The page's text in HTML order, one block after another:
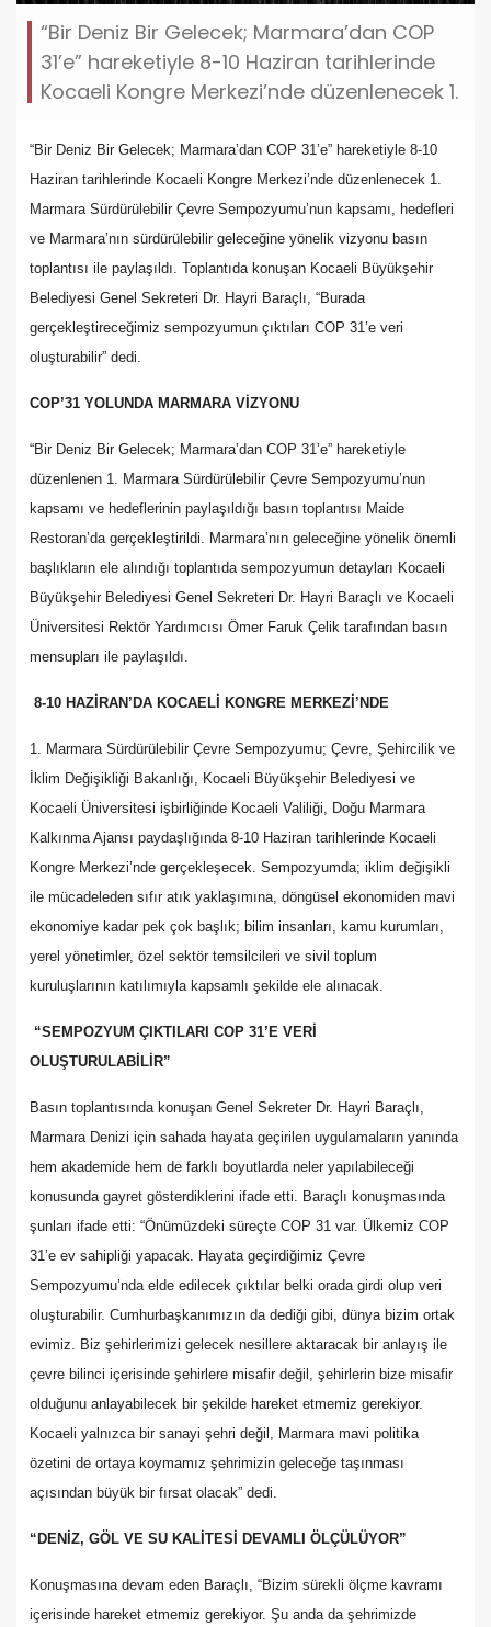
“Bir Deniz Bir Gelecek; Marmara’dan COP
31’e” hareketiyle 8-10 Haziran tarihlerinde
Kocaeli Kongre Merkezi’nde düzenlenecek 1.
“Bir Deniz Bir Gelecek; Marmara’dan COP 31’e” hareketiyle 8-10
Haziran tarihlerinde Kocaeli Kongre Merkezi’nde düzenlenecek 1.
Marmara Sürdürülebilir Çevre Sempozyumu’nun kapsamı, hedefleri
ve Marmara’nın sürdürülebilir geleceğine yönelik vizyonu basın
toplantısı ile paylaşıldı. Toplantıda konuşan Kocaeli Büyükşehir
Belediyesi Genel Sekreteri Dr. Hayri Baraçlı, “Burada
gerçekleştireceğimiz sempozyumun çıktıları COP 31’e veri
oluşturabilir” dedi.
COP’31 YOLUNDA MARMARA VİZYONU
“Bir Deniz Bir Gelecek; Marmara’dan COP 31’e” hareketiyle
düzenlenen 1. Marmara Sürdürülebilir Çevre Sempozyumu’nun
kapsamı ve hedeflerinin paylaşıldığı basın toplantısı Maide
Restoran’da gerçekleştirildi. Marmara’nın geleceğine yönelik önemli
başlıkların ele alındığı toplantıda sempozyumun detayları Kocaeli
Büyükşehir Belediyesi Genel Sekreteri Dr. Hayri Baraçlı ve Kocaeli
Üniversitesi Rektör Yardımcısı Ömer Faruk Çelik tarafından basın
mensupları ile paylaşıldı.
8-10 HAZİRAN’DA KOCAELİ KONGRE MERKEZİ’NDE
1. Marmara Sürdürülebilir Çevre Sempozyumu; Çevre, Şehircilik ve
İklim Değişikliği Bakanlığı, Kocaeli Büyükşehir Belediyesi ve
Kocaeli Üniversitesi işbirliğinde Kocaeli Valiliği, Doğu Marmara
Kalkınma Ajansı paydaşlığında 8-10 Haziran tarihlerinde Kocaeli
Kongre Merkezi’nde gerçekleşecek. Sempozyumda; iklim değişikli
ile mücadeleden sıfır atık yaklaşımına, döngüsel ekonomiden mavi
ekonomiye kadar pek çok başlık; bilim insanları, kamu kurumları,
yerel yönetimler, özel sektör temsilcileri ve sivil toplum
kuruluşlarının katılımıyla kapsamlı şekilde ele alınacak.
“SEMPOZYUM ÇIKTILARI COP 31’E VERİ
OLUŞTURULABİLİR”
Basın toplantısında konuşan Genel Sekreter Dr. Hayri Baraçlı,
Marmara Denizi için sahada hayata geçirilen uygulamaların yanında
hem akademide hem de farklı boyutlarda neler yapılabileceği
konusunda gayret gösterdiklerini ifade etti. Baraçlı konuşmasında
şunları ifade etti: “Önümüzdeki süreçte COP 31 var. Ülkemiz COP
31’e ev sahipliği yapacak. Hayata geçirdiğimiz Çevre
Sempozyumu’nda elde edilecek çıktılar belki orada girdi olup veri
oluşturabilir. Cumhurbaşkanımızın da dediği gibi, dünya bizim ortak
evimiz. Biz şehirlerimizi gelecek nesillere aktaracak bir anlayış ile
çevre bilinci içerisinde şehirlere misafir değil, şehirlerin bize misafir
olduğunu anlayabilecek bir şekilde hareket etmemiz gerekiyor.
Kocaeli yalnızca bir sanayi şehri değil, Marmara mavi politika
özetini de ortaya koymamız şehrimizin geleceğe taşınması
açısından büyük bir fırsat olacak” dedi.
“DENİZ, GÖL VE SU KALİTESİ DEVAMLI ÖLÇÜLÜYOR”
Konuşmasına devam eden Baraçlı, “Bizim sürekli ölçme kavramı
içerisinde hareket etmemiz gerekiyor. Şu anda da şehrimizde